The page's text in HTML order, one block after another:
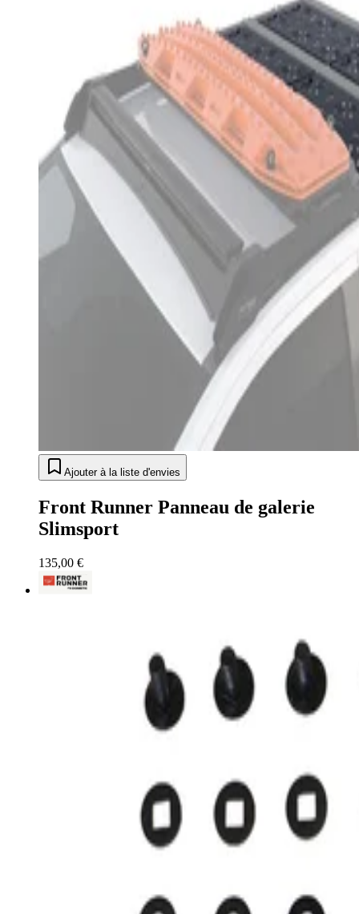
Ajouter à la liste d'envies
Front Runner Panneau de galerie
Slimsport
135,00 €